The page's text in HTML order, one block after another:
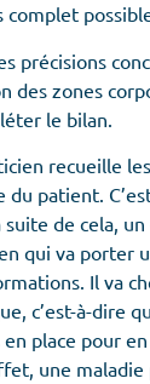
précisions
des zones
le bilan.
recueille
patient.
de cela,
qui va porter
Il va
c’est-à-dire
en place pour
une